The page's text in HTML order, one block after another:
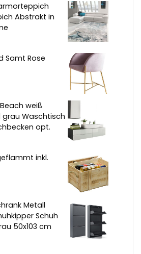
Abstrakt in
Samt Rose
weiß
grau Waschtisch
opt.
inkl.
Metall
Schuh
50x103 cm